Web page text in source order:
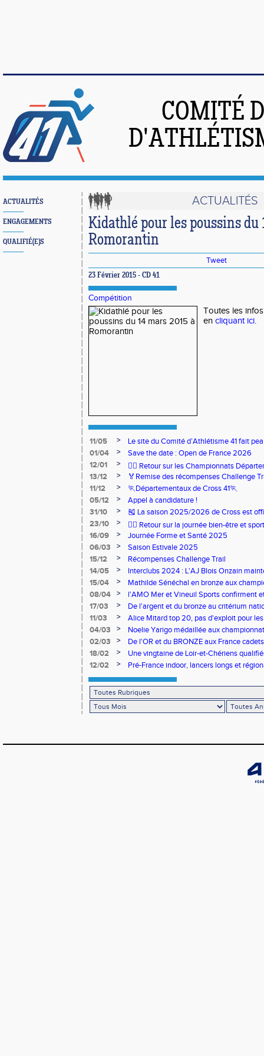
COMITÉ
ACTUALITÉS
ENGAGEMENTS
QUALIFIÉ(E)S
ACTUALITÉS
Kidathlé pour les poussins du
Romorantin
Tweet
23 Février 2015 - CD 41
Compétition
Toutes les
en cliquant ici.
11/05 >
Le site du Comité d’Athlétisme 41 fait
01/04
>
Save the date : Open de France 2026
12/01
>
🏃‍♂️ Retour sur les Championnats
13/12
>
🏅Remise des récompenses Challenge
11/12
>
🏃Départementaux de Cross 41🏃
05/12
>
Appel à candidature !
31/10
>
🎽 La saison 2025/2026 de Cross est
23/10
>
🧘‍♀️ Retour sur la journée bien-être et
16/09
>
Journée Forme et Santé 2025
06/03
>
Saison Estivale 2025
15/12
>
Récompenses Challenge Trail
14/05
>
Interclubs 2024 : L'AJ Blois Onzain
Romorantin en N2B
15/04 >
Mathilde Sénéchal en bronze aux
08/04
>
l'AMO Mer et Vineuil Sports confirment
benjamins
17/03 >
De l'argent et du bronze au critérium
11/03
>
Alice Mitard top 20, pas d'exploit pour
04/03
>
Noelie Yarigo médaillée aux
02/03
>
De l'OR et du BRONZE aux France
18/02
>
Une vingtaine de Loir-et-Chériens
12/02
> Pré-France indoor, lancers longs et